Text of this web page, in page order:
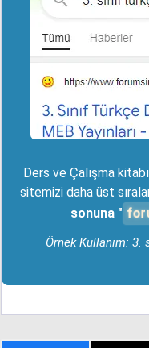
Ders ve Çalışma
sitemizi daha üst
sonuna "
Örnek Kullanım: 3.